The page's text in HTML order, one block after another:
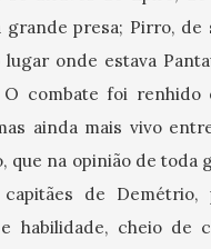
presa; Pirro, de
lugar onde estava
combate foi renhido
ainda mais vivo
que na opinião de toda
de Demétrio,
habilidade, cheio de